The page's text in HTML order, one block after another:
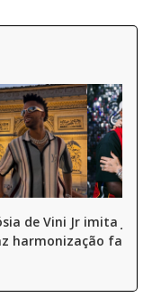
de Vini Jr imita
harmonização facial